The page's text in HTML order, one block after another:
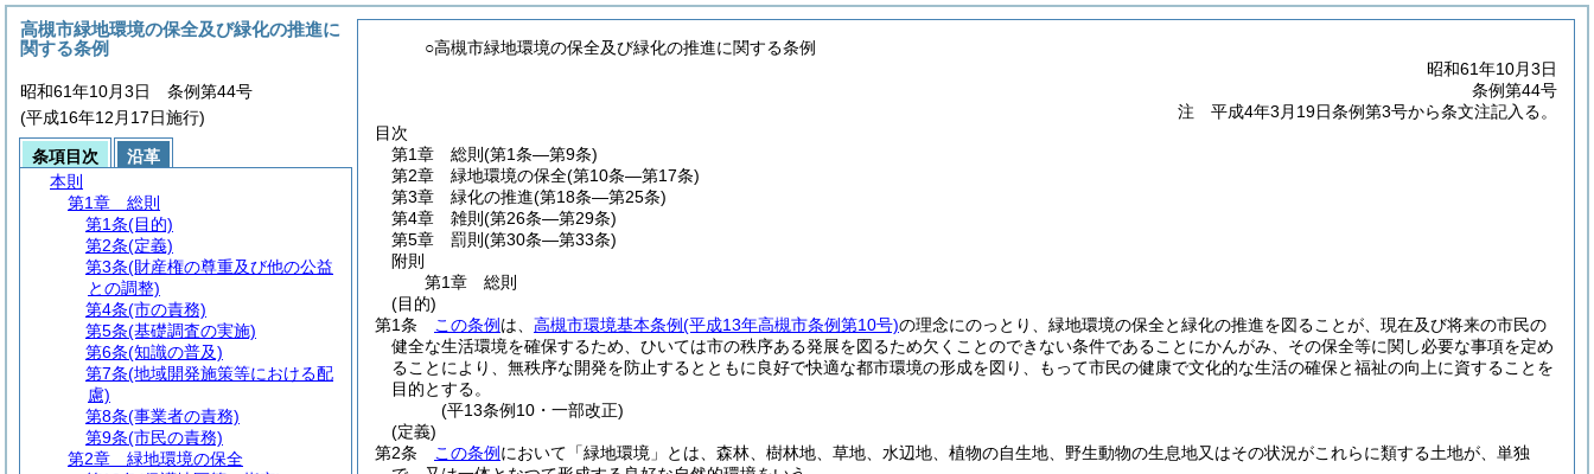
○高槻市緑地環境の保全及び緑化の推進に関する条例
昭和61年10月3日
条例第44号
注 平成4年3月19日条例第3号から条文注記入る。
目次
第1章
総則 (第1条―第9条)
第2章
緑地環境の保全(第10条―第17条)
第3章
緑化の推進(第18条―第25条)
第4章
雑則 (第26条―第29条)
第5章
罰則 (第30条―第33条)
附則
第1章
総則
(目的)
第1条
この条例 は、 高槻市環境基本条例(平成13年高槻市条例第10号)の理念にのっとり、緑地環境の保全と緑化の推進を図ることが、現在及び将来の市民の
健全な生活環境を確保するため、ひいては市の秩序ある発展を図るため欠くことのできない条件であることにかんがみ、その保全等に関し必要な事項を定め
ることにより、無秩序な開発を防止するとともに良好で快適な都市環境の形成を図り、もって市民の健康で文化的な生活の確保と福祉の向上に資することを
目的とする。
(平13条例10・一部改正)
(定義)
第2条
この条例 において「緑地環境」とは、森林、樹林地、草地、水辺地、植物の自生地、野生動物の生息地又はその状況がこれらに類する土地が、単独
高槻市緑地環境の保全及び緑化の推進に
関する条例
昭和61年10月3日 条例第44号
(平成16年12月17日施行)
条項目次
沿革
本則
第1章
総則
第1条(目的)
第2条(定義)
第3条(財産権の尊重及び他の公益
との調整)
第4条(市の責務)
第5条(基礎調査の実施)
第6条(知識の普及)
第7条(地域開発施策等における配
慮)
第8条(事業者の責務)
第9条(市民の責務)
第2章
緑地環境の保全